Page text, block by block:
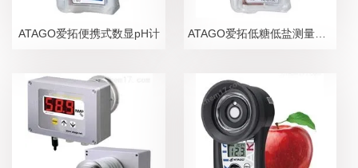
ATAGO爱拓便携式数显pH计 ATAGO爱拓低糖低盐测量糖盐度计